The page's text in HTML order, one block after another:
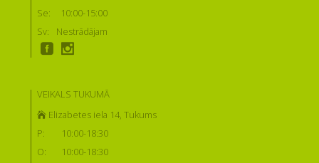
Se:
10:00-15:00
Sv:
Nestrādājam
VEIKALS TUKUMĀ
Elizabetes iela 14, Tukums
P:
10:00-18:30
O:
10:00-18:30